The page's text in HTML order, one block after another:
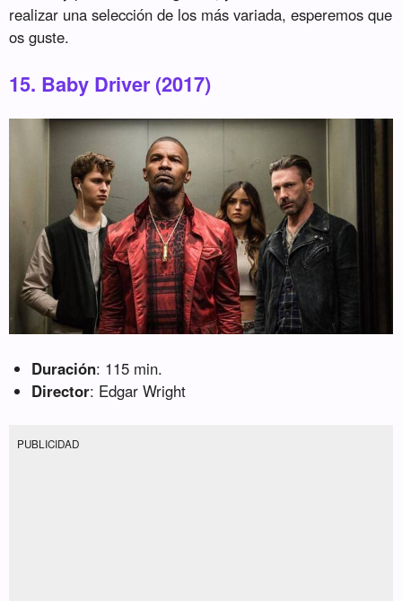
realizar una selección de los más variada, esperemos que
os guste.
15. Baby Driver (2017)
Duración: 115 min.
Director: Edgar Wright
PUBLICIDAD